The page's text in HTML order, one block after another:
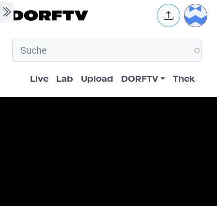
Skip to main content User
Hauptnavigation
Live Lab Upload DORFTV Thek